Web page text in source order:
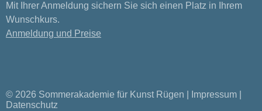
Mit Ihrer Anmeldung sichern Sie sich einen Platz in Ihrem
Wunschkurs.
Anmeldung und Preise
© 2026 Sommerakademie für Kunst Rügen | Impressum
Datenschutz